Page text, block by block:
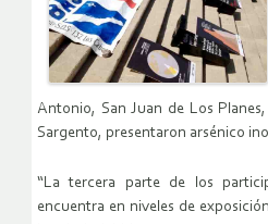
Antonio, San Juan de Los
Sargento, presentaron arsénico
“La tercera parte de los
encuentra en niveles de